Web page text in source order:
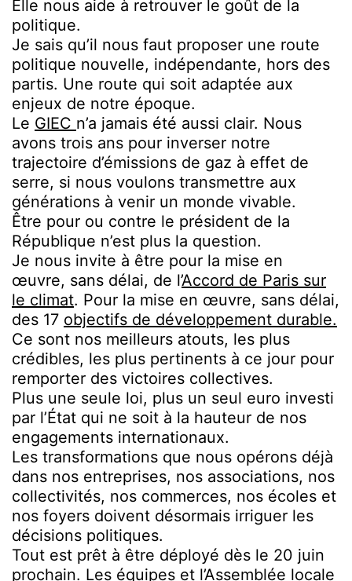
Elle nous aide à retrouver le goût de la
politique.
Je sais qu’il nous faut proposer une route
politique nouvelle, indépendante, hors des
partis. Une route qui soit adaptée aux
enjeux de notre époque.
Le GIEC n’a jamais été aussi clair. Nous
avons trois ans pour inverser notre
trajectoire d’émissions de gaz à effet de
serre, si nous voulons transmettre aux
générations à venir un monde vivable.
Être pour ou contre le président de la
République n’est plus la question.
Je nous invite à être pour la mise en
œuvre, sans délai, de l’Accord de Paris sur
le climat. Pour la mise en œuvre, sans délai,
des 17 objectifs de développement durable.
Ce sont nos meilleurs atouts, les plus
crédibles, les plus pertinents à ce jour pour
remporter des victoires collectives.
Plus une seule loi, plus un seul euro investi
par l’État qui ne soit à la hauteur de nos
engagements internationaux.
Les transformations que nous opérons déjà
dans nos entreprises, nos associations, nos
collectivités, nos commerces, nos écoles et
nos foyers doivent désormais irriguer les
décisions politiques.
Tout est prêt à être déployé dès le 20 juin
prochain. Les équipes et l’Assemblée locale